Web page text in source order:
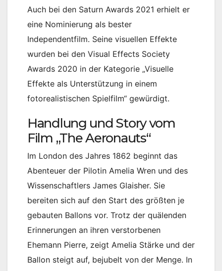
Auch bei den Saturn Awards 2021 erhielt er
eine Nominierung als bester
Independentfilm. Seine visuellen Effekte
wurden bei den Visual Effects Society
Awards 2020 in der Kategorie „Visuelle
Effekte als Unterstützung in einem
fotorealistischen Spielfilm“ gewürdigt.
Handlung und Story vom
Film „The Aeronauts“
Im London des Jahres 1862 beginnt das
Abenteuer der Pilotin Amelia Wren und des
Wissenschaftlers James Glaisher. Sie
bereiten sich auf den Start des größten je
gebauten Ballons vor. Trotz der quälenden
Erinnerungen an ihren verstorbenen
Ehemann Pierre, zeigt Amelia Stärke und der
Ballon steigt auf, bejubelt von der Menge. In